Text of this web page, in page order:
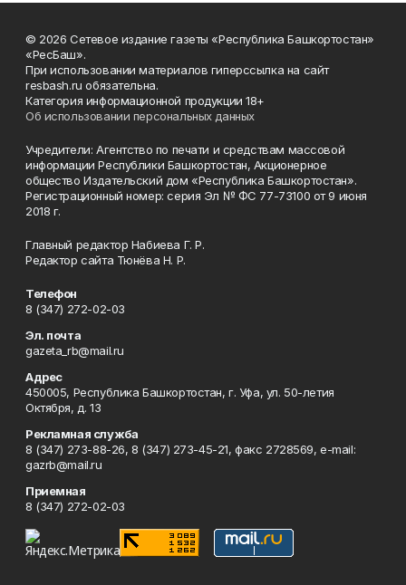
© 2026 Сетевое издание газеты «Республика Башкортостан»
«РесБаш».
При использовании материалов гиперссылка на сайт
resbash.ru обязательна.
Категория информационной продукции 18+
Об использовании персональных данных
Учредители: Агентство по печати и средствам массовой
информации Республики Башкортостан, Акционерное
общество Издательский дом «Республика Башкортостан».
Регистрационный номер: серия Эл № ФС 77-73100 от 9 июня
2018 г.
Главный редактор Набиева Г. Р.
Редактор сайта Тюнёва Н. Р.
Телефон
8 (347) 272-02-03
Эл. почта
gazeta_rb@mail.ru
Адрес
450005, Республика Башкортостан, г. Уфа, ул. 50-летия
Октября, д. 13
Рекламная служба
8 (347) 273-88-26, 8 (347) 273-45-21, факс 2728569, e-mail:
gazrb@mail.ru
Приемная
8 (347) 272-02-03